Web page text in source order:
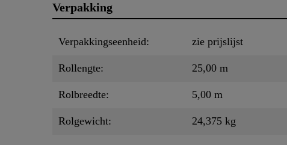
Verpakking
Verpakkingseenheid: zie prijslijst
Rollengte: 25,00 m
Rolbreedte: 5,00 m
Rolgewicht: 24,375 kg